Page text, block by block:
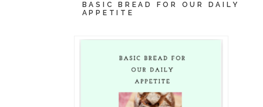
BASIC BREAD FOR OUR DAILY
APPETITE